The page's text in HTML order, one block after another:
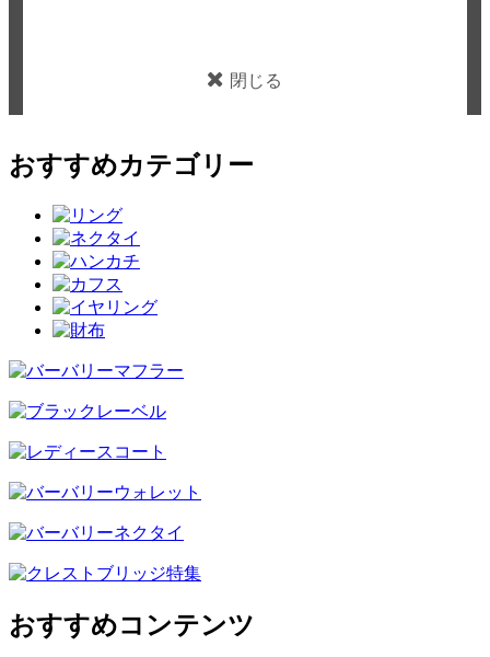
閉じる
おすすめカテゴリー
おすすめコンテンツ